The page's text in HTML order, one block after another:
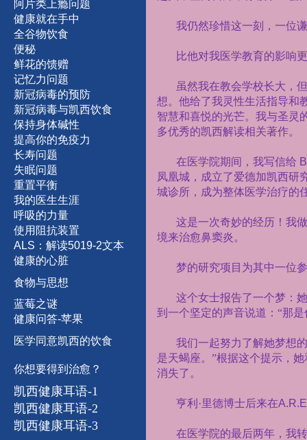
阿片类上瘾问题
健康就在手中
全谷物饮食
便秘
鲜花的馈赠
记忆力问题
新冠病毒的预防
新冠病毒与凯西饮食
保持身体碱性
提高你的免疫力
长寿问题
失眠问题
重置平衡
我的医生生涯
呼吸的力量
使用 阻抗装置
A LS ： 解读5019-2文本
健康的心脏
食物与思想
蓝莓之谜
健康问答-苹果
医学同意凯西的饮食
你想要得到治愈？
凯西健康耳语-1
凯西健康耳语-2
凯西健康耳语-3
我仍然珍惜这一刻，一位
比他对我医学教育的影响
虽然我在教会学校长大，
想。他给了我灵性生活指导和
智慧和喜悦的光芒。我与圣灵
多优秀的凯西解读相关著作。
在医学院期间，我写信给
凤凰城，成立了爱德加凯西研
城诊所，成为整体医学治疗的
这是一次奇妙的经历！我
境来治愈鼻窦炎。
梦的研究项目为其中一位
这个女士报告了一个梦：
到一个坚定的声音说道：“那
我们一起努力了解她梦想
是天蝎座。”根据这个提示，
消失了。
亨利·里德博士后来在
在医学院的最后两年，我